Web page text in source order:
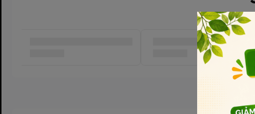
Thay bỉm thường xuyên, trung bình 3-4 tiếng/lần hoặc ngay khi bỉm bị
Bỏ bỉm đã sử dụng vào túi đựng riêng và vứt đúng nơi quy định.